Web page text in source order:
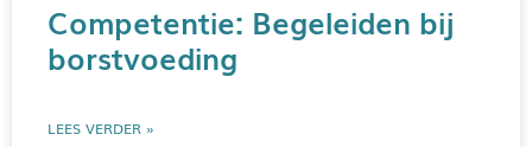
Competentie: Begeleiden bij
borstvoeding
LEES VERDER »